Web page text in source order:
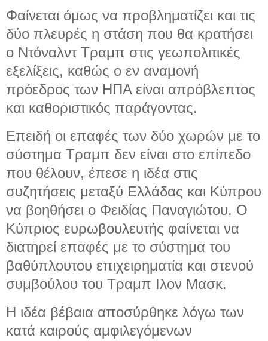
Φαίνεται όμως να προβληματίζει και τις
δύο πλευρές η στάση που θα κρατήσει
ο Ντόναλντ Τραμπ στις γεωπολιτικές
εξελίξεις, καθώς ο εν αναμονή
πρόεδρος των ΗΠΑ είναι απρόβλεπτος
και καθοριστικός παράγοντας.
Επειδή οι επαφές των δύο χωρών με το
σύστημα Τραμπ δεν είναι στο επίπεδο
που θέλουν, έπεσε η ιδέα στις
συζητήσεις μεταξύ Ελλάδας και Κύπρου
να βοηθήσει ο Φειδίας Παναγιώτου. Ο
Κύπριος ευρωβουλευτής φαίνεται να
διατηρεί επαφές με το σύστημα του
βαθύπλουτου επιχειρηματία και στενού
συμβούλου του Τραμπ Ιλον Μασκ.
Η ιδέα βέβαια αποσύρθηκε λόγω των
κατά καιρούς αμφιλεγόμενων